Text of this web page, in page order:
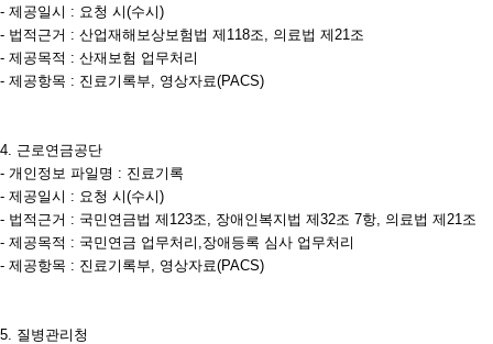
- 제공일시 : 요청 시(수시)
- 법적근거 : 산업재해보상보험법 제118조, 의료법 제21조
- 제공목적 : 산재보험 업무처리
- 제공항목 : 진료기록부, 영상자료(PACS)
4. 근로연금공단
- 개인정보 파일명 : 진료기록
- 제공일시 : 요청 시(수시)
- 법적근거 : 국민연금법 제123조, 장애인복지법 제32조 7항, 의료법 제21조
- 제공목적 : 국민연금 업무처리,장애등록 심사 업무처리
- 제공항목 : 진료기록부, 영상자료(PACS)
5. 질병관리청